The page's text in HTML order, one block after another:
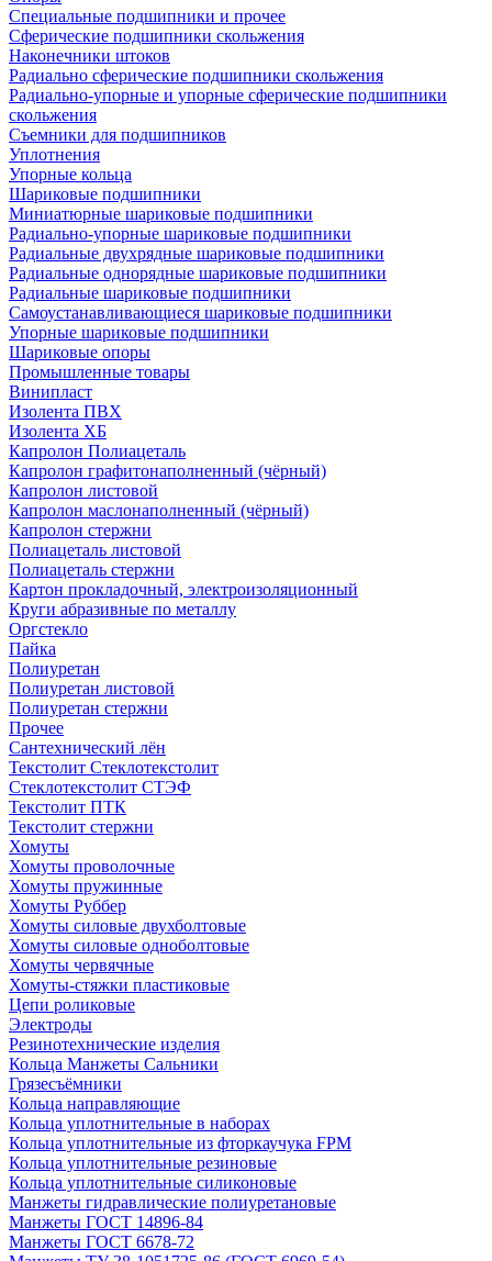
Специальные подшипники и прочее
Сферические подшипники скольжения
Наконечники штоков
Радиально сферические подшипники скольжения
Радиально-упорные и упорные сферические подшипники
скольжения
Съемники для подшипников
Уплотнения
Упорные кольца
Шариковые подшипники
Миниатюрные шариковые подшипники
Радиально-упорные шариковые подшипники
Радиальные двухрядные шариковые подшипники
Радиальные однорядные шариковые подшипники
Радиальные шариковые подшипники
Самоустанавливающиеся шариковые подшипники
Упорные шариковые подшипники
Шариковые опоры
Промышленные товары
Винипласт
Изолента ПВХ
Изолента ХБ
Капролон Полиацеталь
Капролон графитонаполненный (чёрный)
Капролон листовой
Капролон маслонаполненный (чёрный)
Капролон стержни
Полиацеталь листовой
Полиацеталь стержни
Картон прокладочный, электроизоляционный
Круги абразивные по металлу
Оргстекло
Пайка
Полиуретан
Полиуретан листовой
Полиуретан стержни
Прочее
Сантехнический лён
Текстолит Стеклотекстолит
Стеклотекстолит СТЭФ
Текстолит ПТК
Текстолит стержни
Хомуты
Хомуты проволочные
Хомуты пружинные
Хомуты Руббер
Хомуты силовые двухболтовые
Хомуты силовые одноболтовые
Хомуты червячные
Хомуты-стяжки пластиковые
Цепи роликовые
Электроды
Резинотехнические изделия
Кольца Манжеты Сальники
Грязесъёмники
Кольца направляющие
Кольца уплотнительные в наборах
Кольца уплотнительные из фторкаучука FPM
Кольца уплотнительные резиновые
Кольца уплотнительные силиконовые
Манжеты гидравлические полиуретановые
Манжеты ГОСТ 14896-84
Манжеты ГОСТ 6678-72